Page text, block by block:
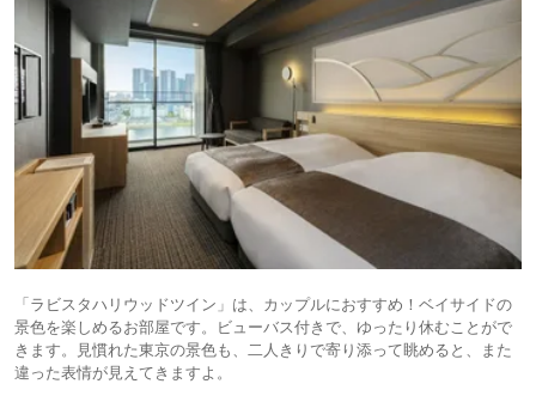
「ラビスタハリウッドツイン」は、カップルにおすすめ！ベイサイドの
景色を楽しめるお部屋です。ビューバス付きで、ゆったり休むことがで
きます。見慣れた東京の景色も、二人きりで寄り添って眺めると、また
違った表情が見えてきますよ。